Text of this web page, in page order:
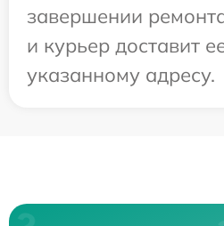
завершении
и курьер доставит
указанному адресу.